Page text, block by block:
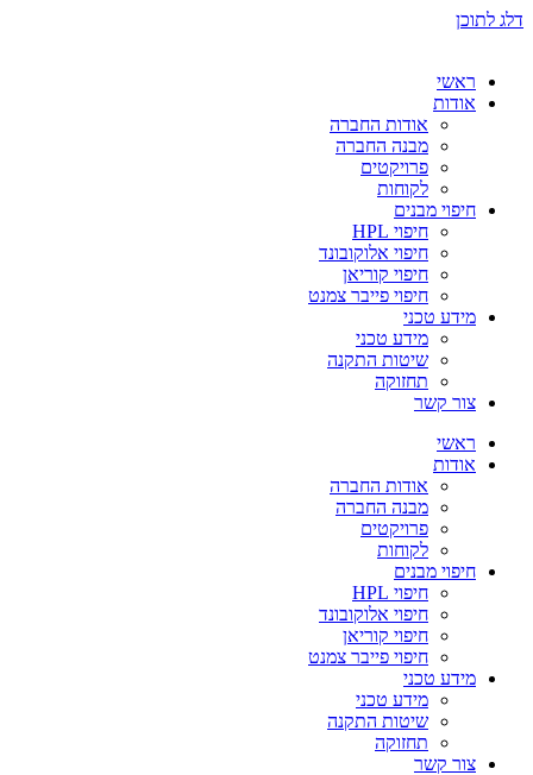
דלג לתוכן
ראשי
אודות
אודות החברה
מבנה החברה
פרויקטים
לקוחות
חיפוי מבנים
חיפוי HPL
חיפוי אלוקובונד
חיפוי קוריאן
חיפוי פייבר צמנט
מידע טכני
מידע טכני
שיטות התקנה
תחזוקה
צור קשר
ראשי
אודות
אודות החברה
מבנה החברה
פרויקטים
לקוחות
חיפוי מבנים
חיפוי HPL
חיפוי אלוקובונד
חיפוי קוריאן
חיפוי פייבר צמנט
מידע טכני
מידע טכני
שיטות התקנה
תחזוקה
צור קשר